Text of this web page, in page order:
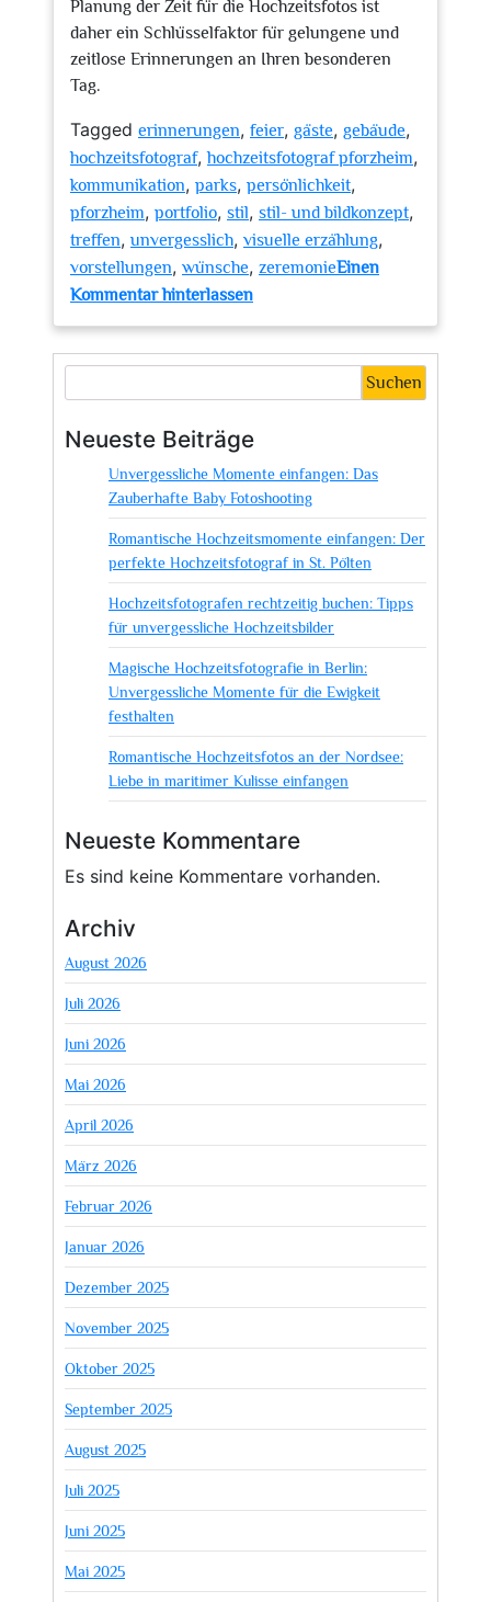
Planung der Zeit für die Hochzeitsfotos ist
daher ein Schlüsselfaktor für gelungene und
zeitlose Erinnerungen an Ihren besonderen
Tag.
Tagged erinnerungen, feier, gäste, gebäude,
hochzeitsfotograf,hochzeitsfotograf pforzheim,
kommunikation, parks, persönlichkeit,
pforzheim, portfolio, stil, stil- und bildkonzept,
treffen, unvergesslich, visuelle erzählung,
vorstellungen, wünsche, zeremonieEinen
Kommentar hinterlassenzu
Der
ideale
in
Pforzheim
Suchen
Neueste Beiträge
Unvergessliche Momente einfangen: Das
Zauberhafte Baby Fotoshooting
Romantische Hochzeitsmomente einfangen: Der
perfekte Hochzeitsfotograf in St. Pölten
Hochzeitsfotografen rechtzeitig buchen: Tipps
für unvergessliche Hochzeitsbilder
Magische Hochzeitsfotografie in Berlin:
Unvergessliche Momente für die Ewigkeit
festhalten
Romantische Hochzeitsfotos an der Nordsee:
Liebe in maritimer Kulisse einfangen
Neueste Kommentare
Es sind keine Kommentare vorhanden.
Archiv
August 2026
Juli 2026
Juni 2026
Mai 2026
April 2026
März 2026
Februar 2026
Januar 2026
Dezember 2025
November 2025
Oktober 2025
September 2025
August 2025
Juli 2025
Juni 2025
Mai 2025